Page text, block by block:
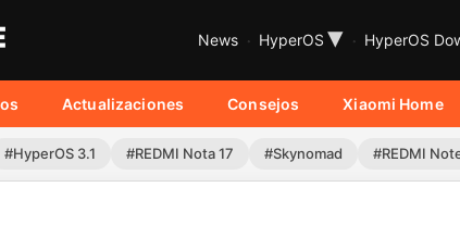
News HyperOS ▾ HyperOS
Actualizaciones Consejos Xiaomi Home
#HyperOS 3.1 #REDMI Nota 17 #Skynomad #REDMI